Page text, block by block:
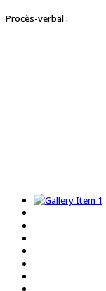
Procès-verbal :